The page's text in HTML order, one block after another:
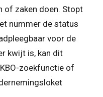
of zaken doen. Stopt
nummer de status
voor de
kwijt is, kan dit
zoekfunctie of